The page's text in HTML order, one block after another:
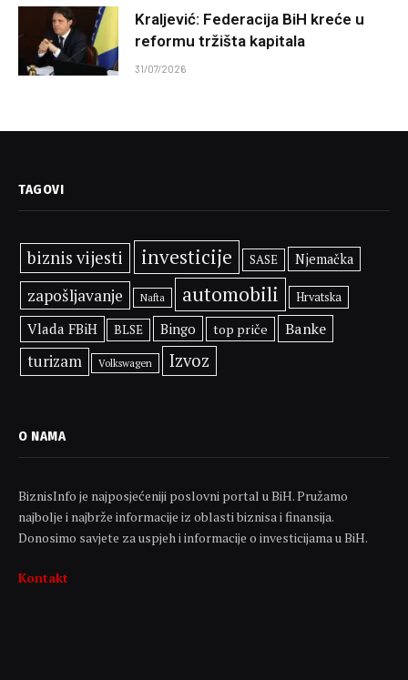
Kraljević: Federacija BiH kreće u
reformu tržišta kapitala
31/07/2026
TAGOVI
biznis vijesti investicije SASE Njemačka
zapošljavanje Nafta automobili Hrvatska
Vlada FBiH BLSE Bingo top priče
Banke
turizam
Volkswagen Izvoz
O NAMA
BiznisInfo je najposjećeniji poslovni portal u BiH. Pružamo
najbolje i najbrže informacije iz oblasti biznisa i finansija.
Donosimo savjete za uspjeh i informacije o investicijama u BiH.
Kontakt